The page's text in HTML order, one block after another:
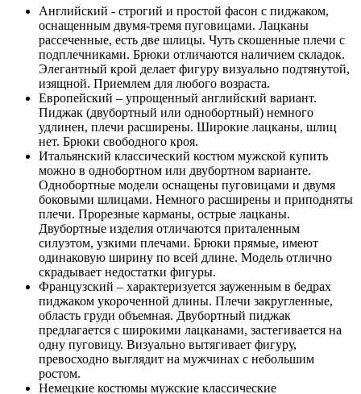
Английский - строгий и простой фасон с пиджаком,
оснащенным двумя-тремя пуговицами. Лацканы
рассеченные, есть две шлицы. Чуть скошенные плечи с
подплечниками. Брюки отличаются наличием складок.
Элегантный крой делает фигуру визуально подтянутой,
изящной. Приемлем для любого возраста.
Европейский – упрощенный английский вариант.
Пиджак (двубортный или однобортный) немного
удлинен, плечи расширены. Широкие лацканы, шлиц
нет. Брюки свободного кроя.
Итальянский классический костюм мужской купить
можно в однобортном или двубортном варианте.
Однобортные модели оснащены пуговицами и двумя
боковыми шлицами. Немного расширены и приподняты
плечи. Прорезные карманы, острые лацканы.
Двубортные изделия отличаются приталенным
силуэтом, узкими плечами. Брюки прямые, имеют
одинаковую ширину по всей длине. Модель отлично
скрадывает недостатки фигуры.
Французский – характеризуется зауженным в бедрах
пиджаком укороченной длины. Плечи закругленные,
область груди объемная. Двубортный пиджак
предлагается с широкими лацканами, застегивается на
одну пуговицу. Визуально вытягивает фигуру,
превосходно выглядит на мужчинах с небольшим
ростом.
Немецкие костюмы мужские классические